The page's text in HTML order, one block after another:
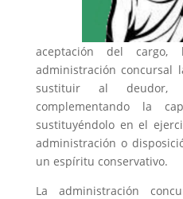
aceptación del
administración concursal
sustituir al deudor,
complementando la
sustituyéndolo en el
administración o
un espíritu conservativo.
La administración